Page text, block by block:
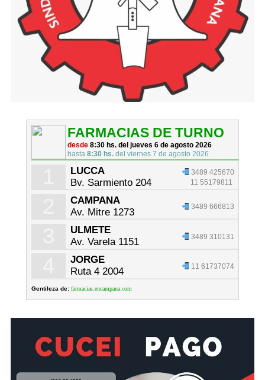
FARMACIAS DE TURNO
desde8:30 hs. del jueves 6 de agosto 2026
hasta8:30 hs. del viernes 7 de agosto 2026
LUCCA
Bv. Sarmiento 204
3489 425670
11 55179811
CAMPANA
Av. Mitre 1273
3489 666813
ULMETE
Av. Varela 1151
3489 310131
JORGE
Ruta 4 2004
11 61737074
Gentileza de: farmacias.encampana.com